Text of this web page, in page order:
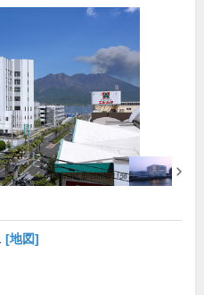
[地図]